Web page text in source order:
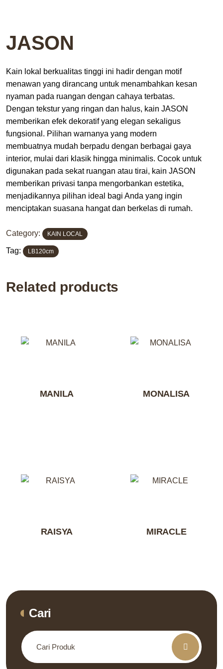
JASON
Kain lokal berkualitas tinggi ini hadir dengan motif
menawan yang dirancang untuk menambahkan kesan
nyaman pada ruangan dengan cahaya terbatas.
Dengan tekstur yang ringan dan halus, kain JASON
memberikan efek dekoratif yang elegan sekaligus
fungsional. Pilihan warnanya yang modern
membuatnya mudah berpadu dengan berbagai gaya
interior, mulai dari klasik hingga minimalis. Cocok untuk
digunakan pada sekat ruangan atau tirai, kain JASON
memberikan privasi tanpa mengorbankan estetika,
menjadikannya pilihan ideal bagi Anda yang ingin
menciptakan suasana hangat dan berkelas di rumah.
Category: KAIN LOCAL
Tag: LB120cm
Related products
MANILA MONALISA
RAISYA MIRACLE
Cari
Search
for: